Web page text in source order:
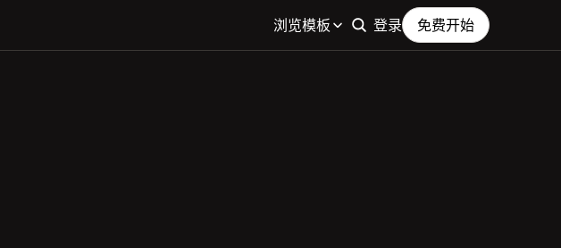
浏览模板 登录 免费开始